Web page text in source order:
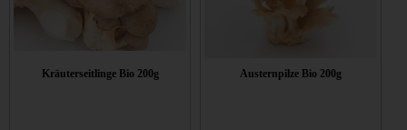
Kräuterseitlinge Bio 200g Austernpilze Bio 200g